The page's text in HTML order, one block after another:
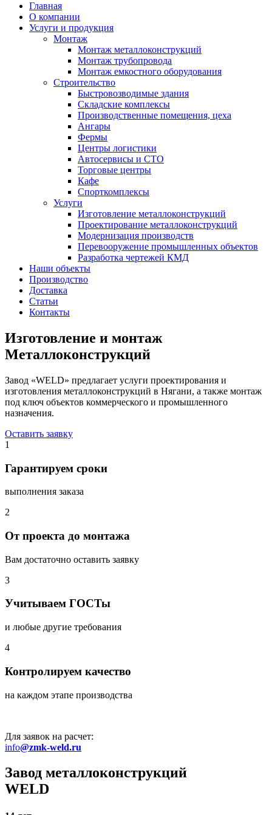
Главная
О компании
Услуги и продукция
Монтаж
Монтаж металлоконструкций
Монтаж трубопровода
Монтаж емкостного оборудования
Строительство
Быстровозводимые здания
Складские комплексы
Производственные помещения, цеха
Ангары
Фермы
Центры логистики
Автосервисы и СТО
Торговые центры
Кафе
Спорткомплексы
Услуги
Изготовление металлоконструкций
Проектирование металлоконструкций
Модернизация производств
Перевооружение промышленных объектов
Разработка чертежей КМД
Наши объекты
Производство
Доставка
Статьи
Контакты
Изготовление и монтаж
Металлоконструкций
Завод «WELD» предлагает услуги проектирования и
изготовления металлоконструкций в Нягани, а также монтаж
под ключ объектов коммерческого и промышленного
назначения.
Оставить заявку
1
Гарантируем сроки
выполнения заказа
2
От проекта до монтажа
Вам достаточно оставить заявку
3
Учитываем ГОСТы
и любые другие требования
4
Контролируем качество
на каждом этапе производства
Для заявок на расчет:
info@zmk-weld.ru
Завод металлоконструкций
WELD